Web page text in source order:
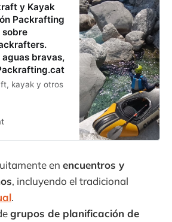
y Kayak
Packrafting
sobre
bravas,
kayak y otros
en encuentros y
, incluyendo el tradicional
.
grupos de planificación de